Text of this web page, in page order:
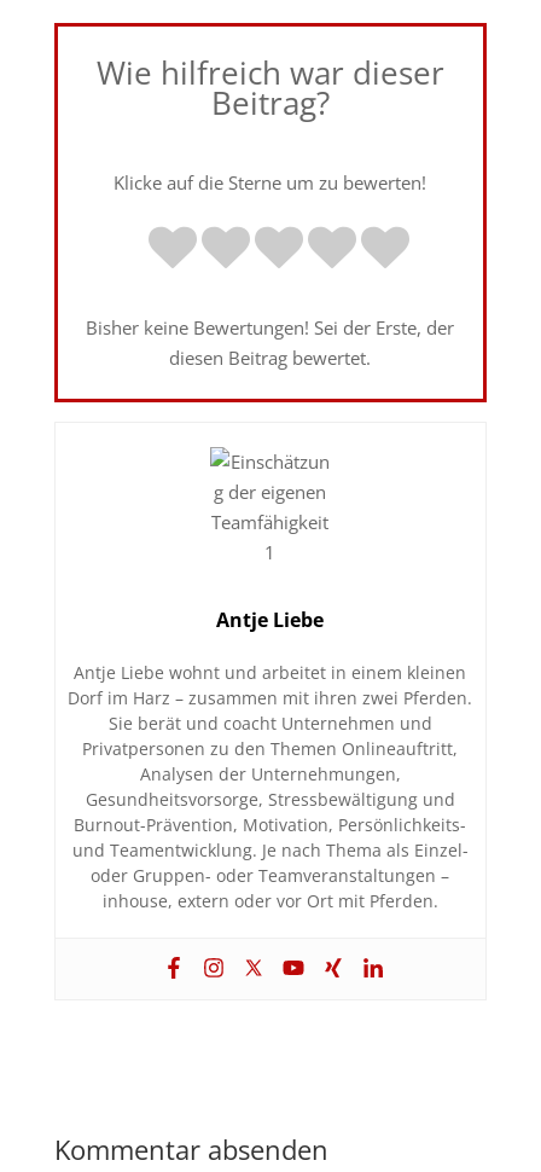
Wie hilfreich war dieser
Beitrag?
Klicke auf die Sterne um zu bewerten!
Bisher keine Bewertungen! Sei der Erste, der
diesen Beitrag bewertet.
Antje Liebe
Antje Liebe wohnt und arbeitet in einem kleinen
Dorf im Harz – zusammen mit ihren zwei Pferden.
Sie berät und coacht Unternehmen und
Privatpersonen zu den Themen Onlineauftritt,
Analysen der Unternehmungen,
Gesundheitsvorsorge, Stressbewältigung und
Burnout-Prävention, Motivation, Persönlichkeits-
und Teamentwicklung. Je nach Thema als Einzel-
oder Gruppen- oder Teamveranstaltungen –
inhouse, extern oder vor Ort mit Pferden.
Kommentar absenden